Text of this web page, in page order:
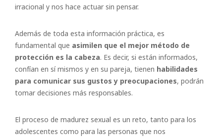
irracional y nos hace actuar sin pensar.
Además de toda esta información práctica, es
fundamental que asimilen que el mejor método de
protección es la cabeza. Es decir, si están informados,
confían en sí mismos y en su pareja, tienen habilidades
para comunicar sus gustos y preocupaciones, podrán
tomar decisiones más responsables.
El proceso de madurez sexual es un reto, tanto para los
adolescentes como para las personas que nos